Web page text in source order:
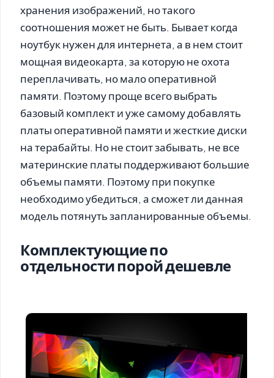
хранения изображений, но такого
соотношения может не быть. Бывает когда
ноутбук нужен для интернета, а в нем стоит
мощная видеокарта, за которую не охота
переплачивать, но мало оперативной
памяти. Поэтому проще всего выбрать
базовый комплект и уже самому добавлять
платы оперативной памяти и жесткие диски
на терабайты. Но не стоит забывать, не все
материнские платы поддерживают большие
объемы памяти. Поэтому при покупке
необходимо убедиться, а сможет ли данная
модель потянуть запланированные объемы.
Комплектующие по
отдельности порой дешевле